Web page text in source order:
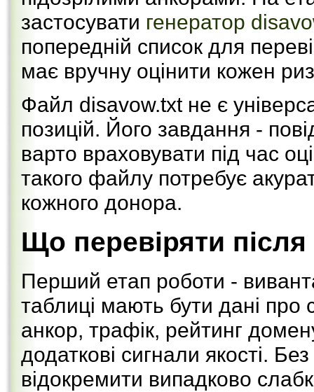
застосувати генератор
попередній список для
має вручну оцінити кожен
Файл disavow.txt не є
позицій. Його завдання -
варто враховувати під час
такого файлу потребує
кожного донора.
Що перевіряти після
Перший етап роботи -
таблиці мають бути дані про
анкор, трафік, рейтинг
додаткові сигнали якості.
відокремити випадково